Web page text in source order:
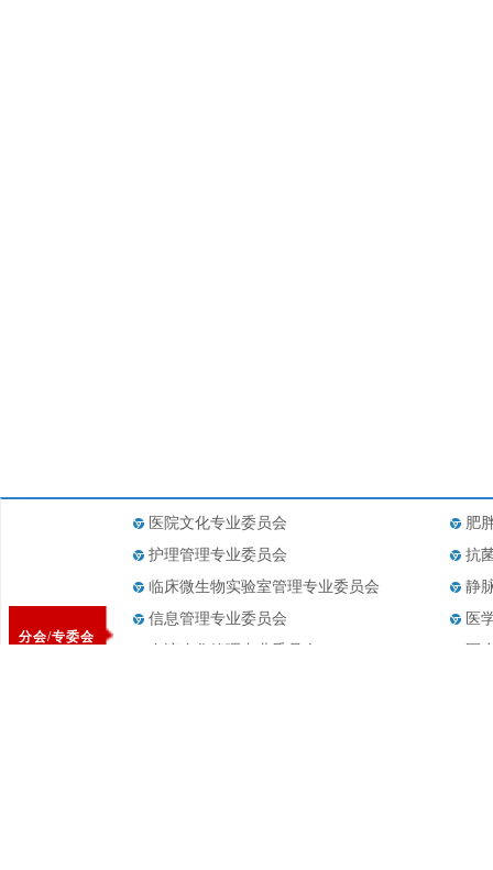
分会/专委会
医院文化专业委员会
肥
护理管理专业委员会
抗
临床微生物实验室管理专业委员会
静
信息管理专业委员会
医